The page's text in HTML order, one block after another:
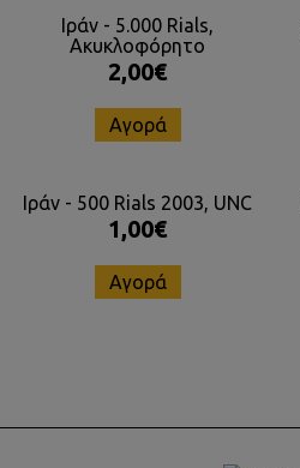
Ιράν - 5.000 Rials,
Ακυκλοφόρητο
2,00€
Αγορά
Ιράν - 500 Rials 2003, UNC
1,00€
Αγορά